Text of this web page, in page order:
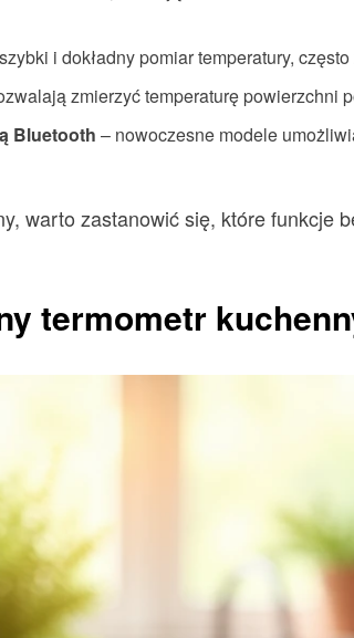
i dokładny pomiar temperatury,
zmierzyć temperaturę powierzchni
Bluetooth – nowoczesne modele
warto zastanowić się, które funkcje
termometr